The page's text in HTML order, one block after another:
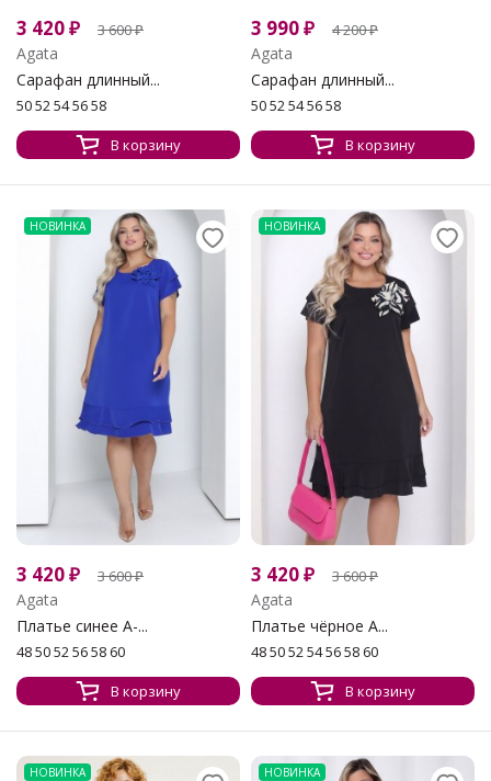
3 420₽ 3 600₽
Agata
Сарафан длинный...
50 52 54 56 58
В корзину
3 990₽ 4 200₽
Agata
Сарафан длинный...
50 52 54 56 58
В корзину
НОВИНКА
3 420₽ 3 600₽
Agata
Платье синее А-...
48 50 52 56 58 60
В корзину
НОВИНКА
3 420₽ 3 600₽
Agata
Платье чёрное А...
48 50 52 54 56 58 60
В корзину
НОВИНКА НОВИНКА